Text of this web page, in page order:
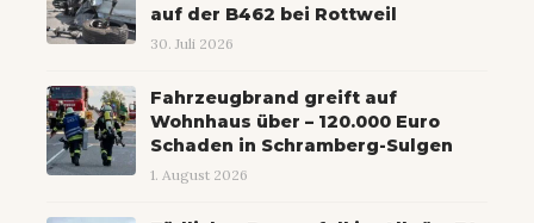
auf der B462 bei Rottweil
30. Juli 2026
Fahrzeugbrand greift auf
Wohnhaus über – 120.000 Euro
Schaden in Schramberg-Sulgen
1. August 2026